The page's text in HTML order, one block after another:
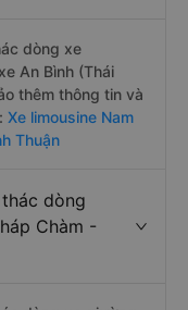
dòng xe
An Bình (Thái
thêm thông tin và
Xe limousine Nam
Thuận
dòng
Chàm -